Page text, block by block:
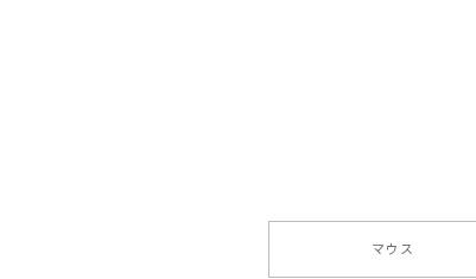
一目惚れ！こんな可愛
今後とも
マウス